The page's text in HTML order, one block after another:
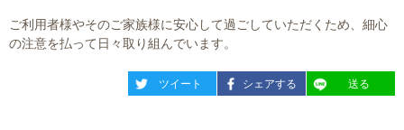
ご利用者様やそのご家族様に安心して過ごしていただくため、細心
の注意を払って日々取り組んでいます。
entry674ツイート entry674
シェアする entry674
送る